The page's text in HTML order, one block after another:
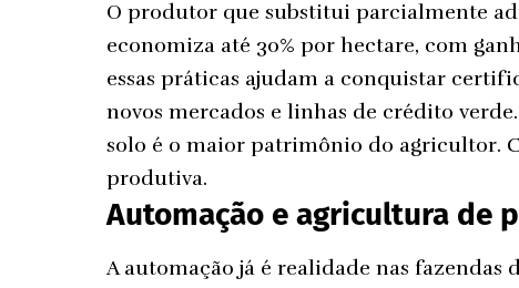
O produtor que substitui parcialmente
economiza até 30% por hectare, com
essas práticas ajudam a conquistar
novos mercados e linhas de crédito
solo é o maior patrimônio do agricultor.
produtiva.
Automação e agricultura de
A automação já é realidade nas fazendas